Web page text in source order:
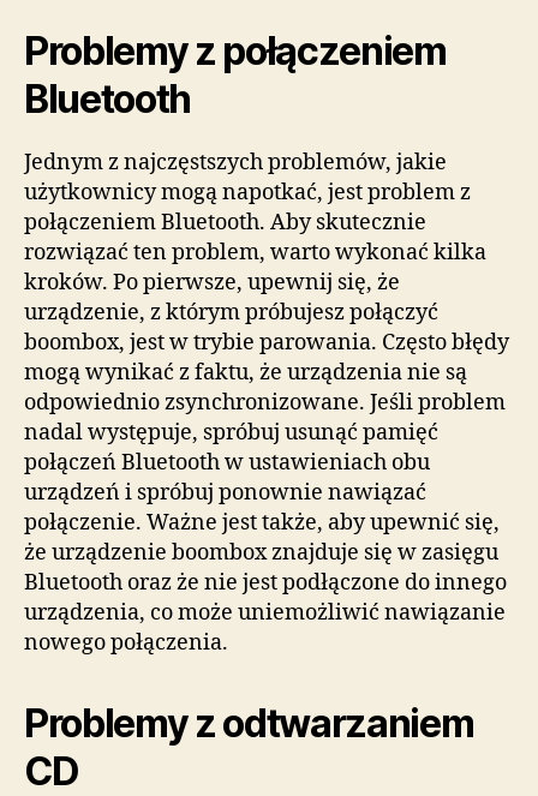
Problemy z połączeniem
Bluetooth
Jednym z najczęstszych problemów, jakie
użytkownicy mogą napotkać, jest problem z
połączeniem Bluetooth. Aby skutecznie
rozwiązać ten problem, warto wykonać kilka
kroków. Po pierwsze, upewnij się, że
urządzenie, z którym próbujesz połączyć
boombox, jest w trybie parowania. Często błędy
mogą wynikać z faktu, że urządzenia nie są
odpowiednio zsynchronizowane. Jeśli problem
nadal występuje, spróbuj usunąć pamięć
połączeń Bluetooth w ustawieniach obu
urządzeń i spróbuj ponownie nawiązać
połączenie. Ważne jest także, aby upewnić się,
że urządzenie boombox znajduje się w zasięgu
Bluetooth oraz że nie jest podłączone do innego
urządzenia, co może uniemożliwić nawiązanie
nowego połączenia.
Problemy z odtwarzaniem
CD